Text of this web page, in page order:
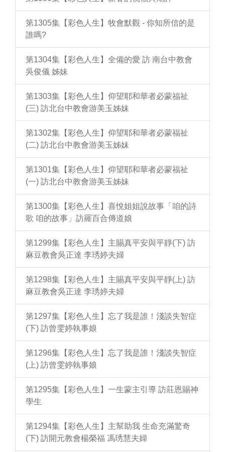
第1305集【彩色人生】牧會默觀 - 你知所信的是
誰嗎?
第1304集【彩色人生】全備的愛 訪 南台中教會
吳俊儀 姊妹
第1303集【彩色人生】仰望耶和華者必蒙福祉
(三) 訪北台中教會游美玉姊妹
第1302集【彩色人生】仰望耶和華者必蒙福祉
(二) 訪北台中教會游美玉姊妹
第1301集【彩色人生】仰望耶和華者必蒙福祉
(一) 訪北台中教會游美玉姊妹
第1300集【彩色人生】喜悅姐姐說故事「咱的詩
歌 咱的故事」訪羅百合傳道娘
第1299集【彩色人生】主賜真平安與平靜(下) 訪
麻豆教會吳正達 李琇婷夫婦
第1298集【彩色人生】主賜真平安與平靜(上) 訪
麻豆教會吳正達 李琇婷夫婦
第1297集【彩色人生】忘了我是誰！淺談失智症
(下) 訪曾雯婷執事娘
第1296集【彩色人生】忘了我是誰！淺談失智症
(上) 訪曾雯婷執事娘
第1295集【彩色人生】一生蒙主引導 訪莊恩賜神
學生
第1294集【彩色人生】主幫助我 生命充滿驚奇
(下) 訪開元教會楊榮福 馮琇慧夫婦